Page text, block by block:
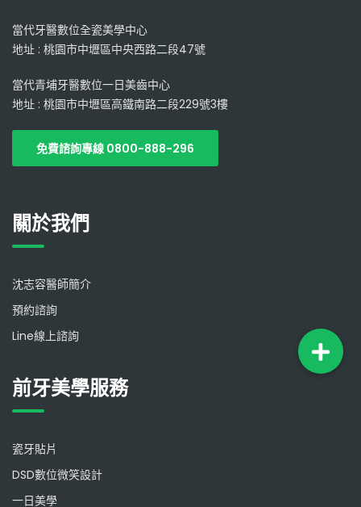
當代牙醫數位全瓷美學中心
地址 : 桃園市中壢區中央西路二段47號
當代青埔牙醫數位一日美齒中心
地址 : 桃園市中壢區高鐵南路二段229號3樓
免費諮詢專線 0800-888-296
關於我們
沈志容醫師簡介
預約諮詢
Line線上諮詢
前牙美學服務
瓷牙貼片
DSD數位微笑設計
一日美學